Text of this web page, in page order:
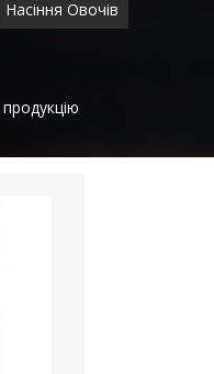
Насіння Овочів
продукцію